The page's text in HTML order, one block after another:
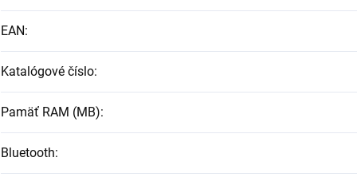
EAN:
Katalógové číslo:
Pamäť RAM (MB):
Bluetooth: